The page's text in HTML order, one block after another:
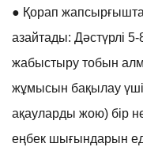
● Қорап
азайтады: Дәстүрлі
жабыстыру тобын
жұмысын бақылау
ақауларды жою) бір
еңбек шығындарын